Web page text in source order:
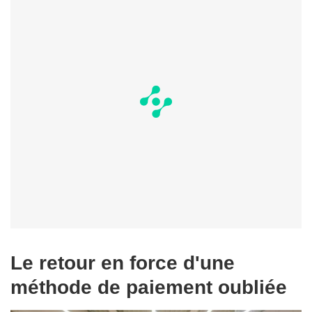
Le retour en force d'une
méthode de paiement oubliée